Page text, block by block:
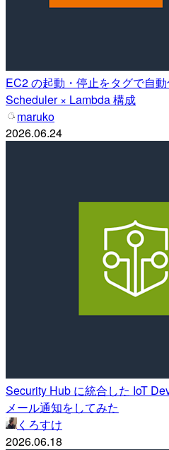
EC2 の起動・停止をタグで自
Scheduler × Lambda 構成
maruko
2026.06.24
Security Hub に統合した IoT
メール通知をしてみた
くろすけ
2026.06.18